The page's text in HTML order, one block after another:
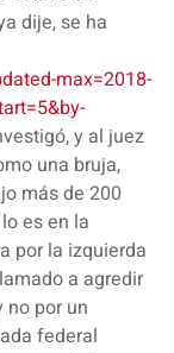
dije, se ha
max=2018-
y al juez
una bruja,
más de 200
es en la
por la izquierda
a agredir
por un
federal